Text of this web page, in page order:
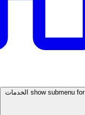
show submenu for الخدمات